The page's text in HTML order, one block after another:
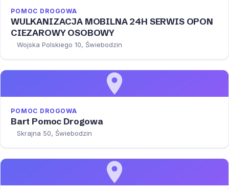
POMOC DROGOWA
WULKANIZACJA MOBILNA 24H SERWIS OPON
CIEZAROWY OSOBOWY
Wojska Polskiego 10, Świebodzin
POMOC DROGOWA
Bart Pomoc Drogowa
Skrajna 50, Świebodzin